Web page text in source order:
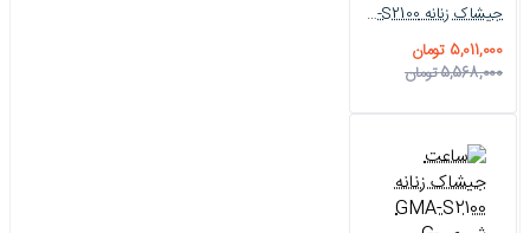
جیشاک زنانه GMA-S2100 سبز صفحه مشکی G-shock-6410-L
5,011,000 تومان
5,568,000 تومان